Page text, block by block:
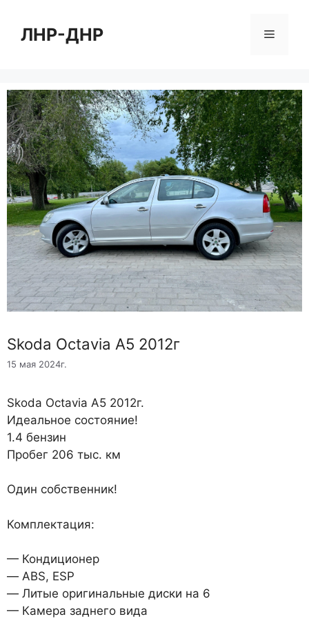
содержимому
ЛНР-ДНР Меню
Skoda Octavia A5 2012г
15 мая 2024г.
Skoda Octavia A5 2012г.
Идеальное состояние!
1.4 бензин
Пробег 206 тыс. км
Один собственник!
Комплектация:
— Кондиционер
— ABS, ESP
— Литые оригинальные диски на 6
— Камера заднего вида